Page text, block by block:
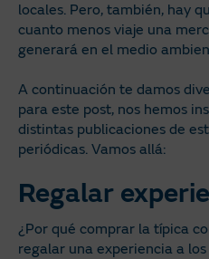
locales. Pero, también, hay
cuanto menos viaje una
generará en el medio
A continuación te damos
para este post, nos hemos
distintas publicaciones de
periódicas. Vamos allá:
Regalar
¿Por qué comprar la típica
regalar una experiencia a